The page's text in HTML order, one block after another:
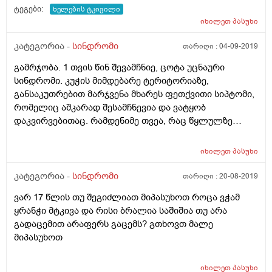
ტეგები:
ხელების ტკივილი
იხილეთპასუხი
კატეგორია - სინდრომი თარიღი :04-09-2019
გამრჯობა. 1 თვის წინ შევამჩნიე, ცოტა უცნაური
სინდრომი. კუჭის მიმდებარე ტერიტორიაზე,
განსაკუთრებით მარჯვენა მხარეს ფეთქვითი სიპტომი,
რომელიც აშკარად შესამჩნევია და ვატყობ
დაკვირვებითაც. რამდენიმე თვეა, რაც წყლულზე
გაკეთებული მაქვს. შესაძლოა წყლული იყოს კავშირში
იხილეთპასუხი
კატეგორია - სინდრომი თარიღი :20-08-2019
ვარ 17 წლის თუ შეგიძლიათ მიპასუხოთ როცა ვჭამ
ყრანჭი მტკივა და რისი ბრალია საშიშია თუ არა
გადაცემით არაფერს გაცემს? გთხოვთ მალე
მიპასუხოთ
იხილეთპასუხი